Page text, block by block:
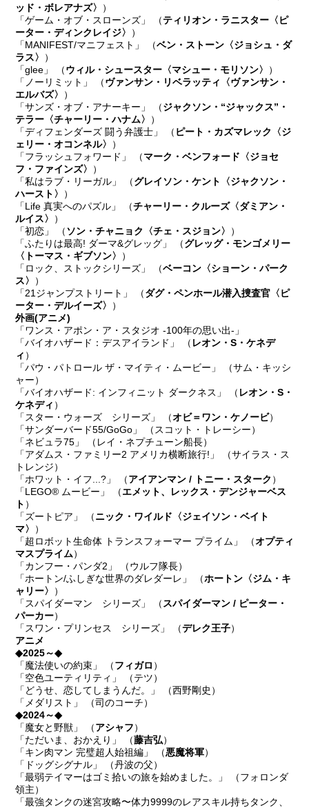
ッド・ボレアナズ〉
）
「ゲーム・オブ・スローンズ」 （ティリオン・ラニスター〈ピ
ーター・ディンクレイジ〉
）
「MANIFEST/マニフェスト」 （ベン・ストーン〈ジョシュ・ダ
ラス〉
）
「glee」 （ウィル・シュースター〈マシュー・モリソン〉
）
「ノーリミット」 （ヴァンサン・リベラッティ〈ヴァンサン・
エルバズ〉
）
「サンズ・オブ・アナーキー」 （ジャクソン・“ジャックス”・
テラー〈チャーリー・ハナム〉
）
「ディフェンダーズ 闘う弁護士」 （ ピート・カズマレック〈ジ
ェリー・オコンネル〉
）
「フラッシュフォワード」 （マーク・ベンフォード〈ジョセ
フ・ファインズ〉
）
「私はラブ・リーガル」 （グレイソン・ケント〈ジャクソン・
ハースト〉
）
「Life 真実へのパズル」 （チャーリー・クルーズ〈ダミアン・
ルイス〉
）
「初恋」 （ソン・チャニョク〈チェ・スジョン〉
）
「ふたりは最高! ダーマ&グレッグ」 （グレッグ・モンゴメリー
〈トーマス・ギブソン〉
）
「ロック、ストックシリーズ」 （ベーコン〈ショーン・パーク
ス〉
）
「21ジャンプストリート」 （ダグ・ペンホール潜入捜査官〈ピ
ーター・デルイーズ〉
）
外画(アニメ)
「ワンス・アポン・ア・スタジオ -100年の思い出-」
「バイオハザード：デスアイランド」 （ レオン・S・ケネデ
ィ ）
「パウ・パトロール ザ・マイティ・ムービー」 （サム・キッシ
ャー）
「バイオハザード: インフィニット ダークネス」 （ レオン・S・
ケネディ ）
「スター・ウォーズ シリーズ」 （オビ＝ワン・ケノービ）
「サンダーバード55/GoGo」 （スコット・トレーシー）
「ネビュラ75」 （レイ・ネプチューン船長）
「アダムス・ファミリー2 アメリカ横断旅行!」 （サイラス・ス
トレンジ）
「ホワット・イフ...?」 （アイアンマン / トニー・スターク ）
「LEGO® ムービー」 （エメット、レックス・デンジャーベス
ト ）
「ズートピア」 （ニック・ワイルド〈ジェイソン・ベイト
マ〉
）
「超ロボット生命体 トランスフォーマー プライム」 （オプティ
マスプライム）
「カンフー・パンダ2」 （ウルフ隊長）
「ホートン/ふしぎな世界のダレダーレ」 （ホートン〈ジム・キ
ャリー〉
）
「スパイダーマン シリーズ」 （ スパイダーマン / ピーター・
パーカー）
「スワン・プリンセス シリーズ」 （デレク王子）
アニメ
◆2025～◆
「魔法使いの約束」 （フィガロ ）
「空色ユーティリティ」 （テツ）
「どうせ、恋してしまうんだ。」 （西野剛史）
「メダリスト」 （司のコーチ）
◆2024～◆
「魔女と野獣」 （アシャフ）
「ただいま、おかえり」 （藤吉弘）
「キン肉マン 完璧超人始祖編」 （悪魔将軍）
「ドッグシグナル」 （丹波の父）
「最弱テイマーはゴミ拾いの旅を始めました。」 （フォロンダ
領主）
「最強タンクの迷宮攻略〜体力9999のレアスキル持ちタンク、